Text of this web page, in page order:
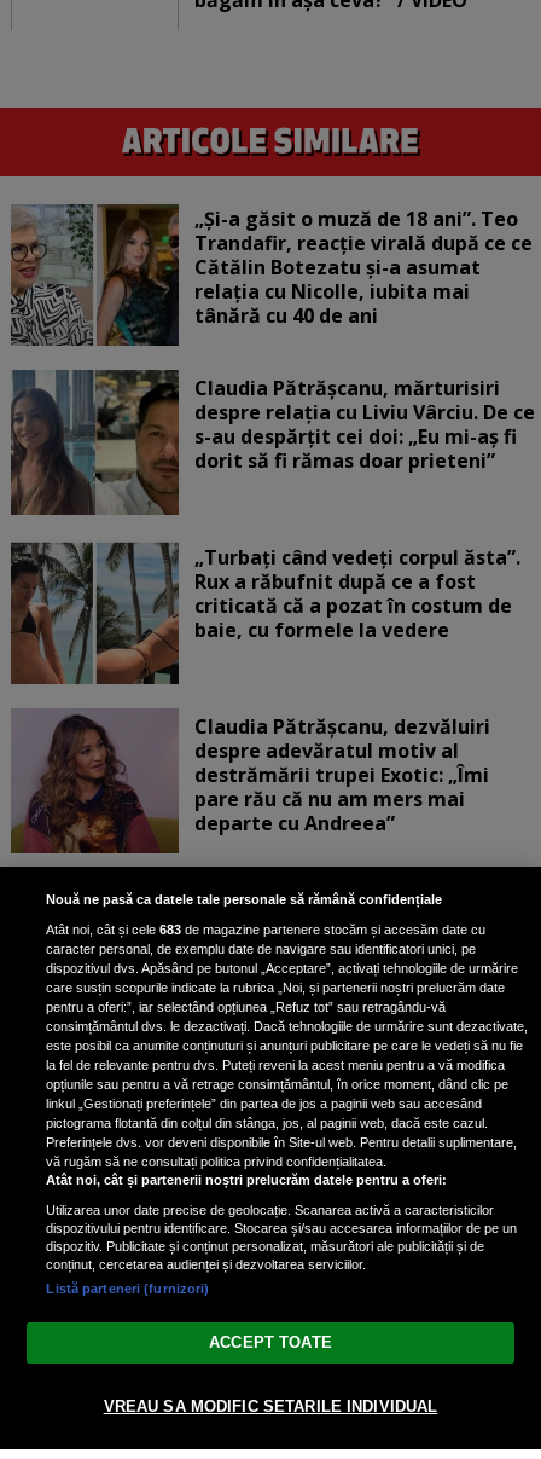
„Și-a găsit o muză de 18 ani”. Teo
Trandafir, reacție virală după ce ce
Cătălin Botezatu și-a asumat
relația cu Nicolle, iubita mai
tânără cu 40 de ani
Claudia Pătrășcanu, mărturisiri
despre relația cu Liviu Vârciu. De ce
s-au despărțit cei doi: „Eu mi-aș fi
dorit să fi rămas doar prieteni”
„Turbați când vedeți corpul ăsta”.
Rux a răbufnit după ce a fost
criticată că a pozat în costum de
baie, cu formele la vedere
Claudia Pătrășcanu, dezvăluiri
despre adevăratul motiv al
destrămării trupei Exotic: „Îmi
pare rău că nu am mers mai
departe cu Andreea”
Scene incredibile! Ilinca Vandici a
pus mâna pe aparatul de
fotografiat al unui paparazzo și i l-
a aruncat la gunoi: „S-a dus la
poliție. Nu mai aveam aer”
Oana Moșneagu, mărturisiri
despre începutul relației cu Vlad
Gherman: „Eu am fost îngrozită de
aceasta posibilă relație”
Nouă ne pasă ca datele tale personale să rămână confidențiale
Atât noi, cât și cele683 de magazine partenere stocăm și accesăm date cu
caracter personal, de exemplu date de navigare sau identificatori unici, pe
dispozitivul dvs. Apăsând pe butonul „Acceptare”, activați tehnologiile de urmărire
care susțin scopurile indicate la rubrica „Noi, și partenerii noștri prelucrăm date
pentru a oferi:”, iar selectând opțiunea „Refuz tot” sau retragându-vă
consimțământul dvs. le dezactivați. Dacă tehnologiile de urmărire sunt dezactivate,
este posibil ca anumite conținuturi și anunțuri publicitare pe care le vedeți să nu fie
la fel de relevante pentru dvs. Puteți reveni la acest meniu pentru a vă modifica
opțiunile sau pentru a vă retrage consimțământul, în orice moment, dând clic pe
linkul „Gestionați preferințele” din partea de jos a paginii web sau accesând
pictograma flotantă din colțul din stânga, jos, al paginii web, dacă este cazul.
Preferințele dvs. vor deveni disponibile în Site-ul web. Pentru detalii suplimentare,
vă rugăm să ne consultați politica privind confidențialitatea.
Atât noi, cât și partenerii noștri prelucrăm datele pentru a oferi:
Utilizarea unor date precise de geolocație. Scanarea activă a caracteristicilor
dispozitivului pentru identificare. Stocarea și/sau accesarea informațiilor de pe un
dispozitiv. Publicitate și conținut personalizat, măsurători ale publicității și de
conținut, cercetarea audienței și dezvoltarea serviciilor.
Listă parteneri (furnizori)
ACCEPT TOATE
VREAU SA MODIFIC SETARILE INDIVIDUAL